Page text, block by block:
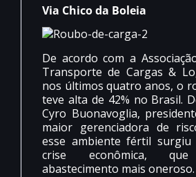
Via Chico da Boleia
De acordo com a
Transporte de Cargas &
nos últimos quatro anos, o
teve alta de 42% no Brasil.
Cyro Buonavoglia,
maior gerenciadora de
esse ambiente fértil surgiu
crise econômica,
abastecimento mais oneroso.